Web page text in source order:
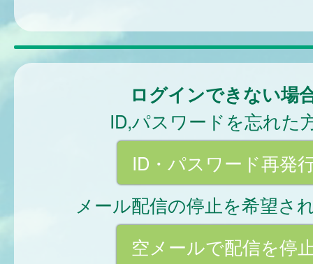
ログインできない場
ID,パスワードを忘れた
ID・パスワード再発
メール配信の停止を希望さ
空メールで配信を停